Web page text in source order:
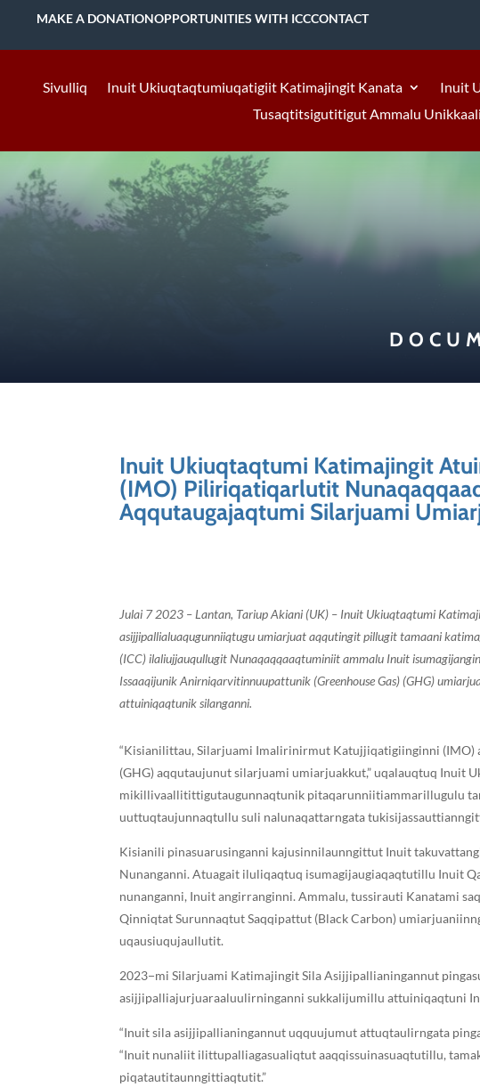
MAKE A DONATIONOPPORTUNITIES WITH ICCCONTACT
Sivulliq Inuit Ukiuqtaqtumiuqatigiit Katimajingit Kanata Inuit
Tusaqtitsigutitigut Ammalu
Inuit Ukiuqtaqtumi Katimajingit
(IMO) Piliriqatiqarlutit
Aqqutaugajaqtumi Silarjuami
Julai 7 2023 – Lantan, Tariup Akiani (UK) – Inuit Ukiuqtaqtumi
asijjipallialuaqugunniiqtugu umiarjuat aqqutingit pillugit tamaani
(ICC) ilaliujjauqullugit Nunaqaqqaaqtuminiit ammalu Inuit
Issaaqijunik Anirniqarvitinnuupattunik (Greenhouse Gas) (GHG)
attuiniqaqtunik silanganni.
“Kisianilittau, Silarjuami Imalirinirmut Katujjiqatigiinginni
(GHG) aqqutaujunut silarjuami umiarjuakkut,” uqalauqtuq Inuit
mikillivaallitittigutaugunnaqtunik pitaqarunniitiammarillugulu
uuttuqtaujunnaqtullu suli nalunaqattarngata
Kisianili pinasuarusinganni kajusinnilaunngittut Inuit
Nunanganni. Atuagait iluliqaqtuq isumagijaugiaqaqtutillu Inuit
nunanganni, Inuit angirranginni. Ammalu, tussirauti Kanatami
Qinniqtat Surunnaqtut Saqqipattut (Black Carbon)
uqausiuqujaullutit.
2023−mi Silarjuami Katimajingit Sila Asijjipallianingannut
asijjipalliajurjuaraaluulirninganni sukkalijumillu attuiniqaqtuni
“Inuit sila asijjipallianingannut uqquujumut attuqtaulirngata
“Inuit nunaliit ilittupalliagasualiqtut aaqqissuinasuaqtutillu,
piqatautitaunngittiaqtutit.”